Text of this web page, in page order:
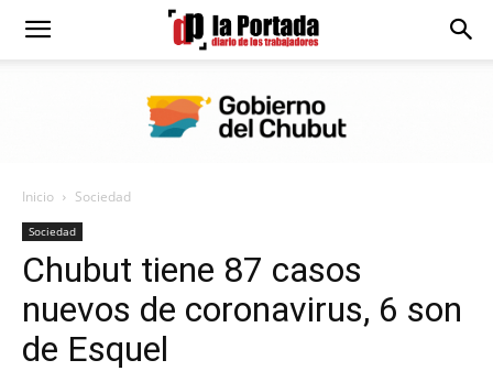
Diario
Portada
Inicio Sociedad
Sociedad
Chubut tiene 87 casos
nuevos de coronavirus, 6 son
de Esquel